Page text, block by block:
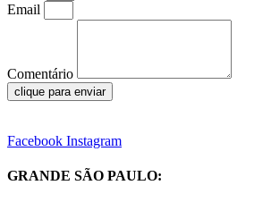
Email
Comentário
clique para enviar
Facebook Instagram
GRANDE SÃO PAULO: